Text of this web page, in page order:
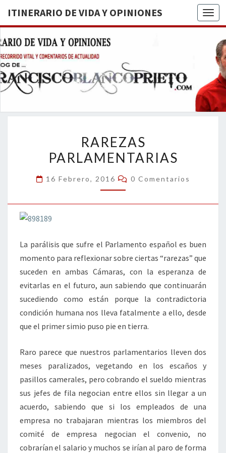
ITINERARIO DE VIDA Y OPINIONES
DE
BREVE
RECORRIDO
VITAL Y
ACTUALIDAD
PARLAMENTARIAS
RAREZAS
PARLAMENTARIAS
16 Febrero, 2016 Comentarios
0 Comentarios
La parálisis que sufre el Parlamento español es buen
momento para reflexionar sobre ciertas “rarezas” que
suceden en ambas Cámaras, con la esperanza de
evitarlas en el futuro, aun sabiendo que continuarán
sucediendo como están porque la contradictoria
condición humana nos lleva fatalmente a ello, desde
que el primer simio puso pie en tierra.
Raro parece que nuestros parlamentarios lleven dos
meses paralizados, vegetando en los escaños y
pasillos camerales, pero cobrando el sueldo mientras
sus jefes de fila negocian entre ellos sin llegar a un
acuerdo, sabiendo que si los empleados de una
empresa no trabajaran mientras los miembros del
comité de empresa negocian el convenio, no
cobrarían el salario y muchos se irían al paro de forma